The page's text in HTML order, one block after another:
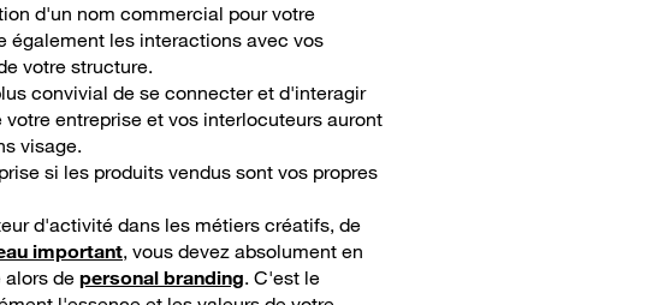
d'un nom commercial pour votre
également les interactions avec vos
votre structure.
convivial de se connecter et d'interagir
entreprise et vos interlocuteurs auront
visage.
si les produits vendus sont vos propres
d'activité dans les métiers créatifs, de
important, vous devez absolument en
alors depersonal branding. C'est le